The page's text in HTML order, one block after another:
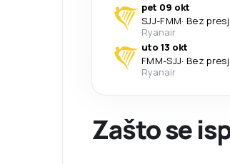
pet 09 okt
SJJ-FMM· Bez
Ryanair
uto 13 okt
FMM-SJJ· Bez
Ryanair
Zašto se